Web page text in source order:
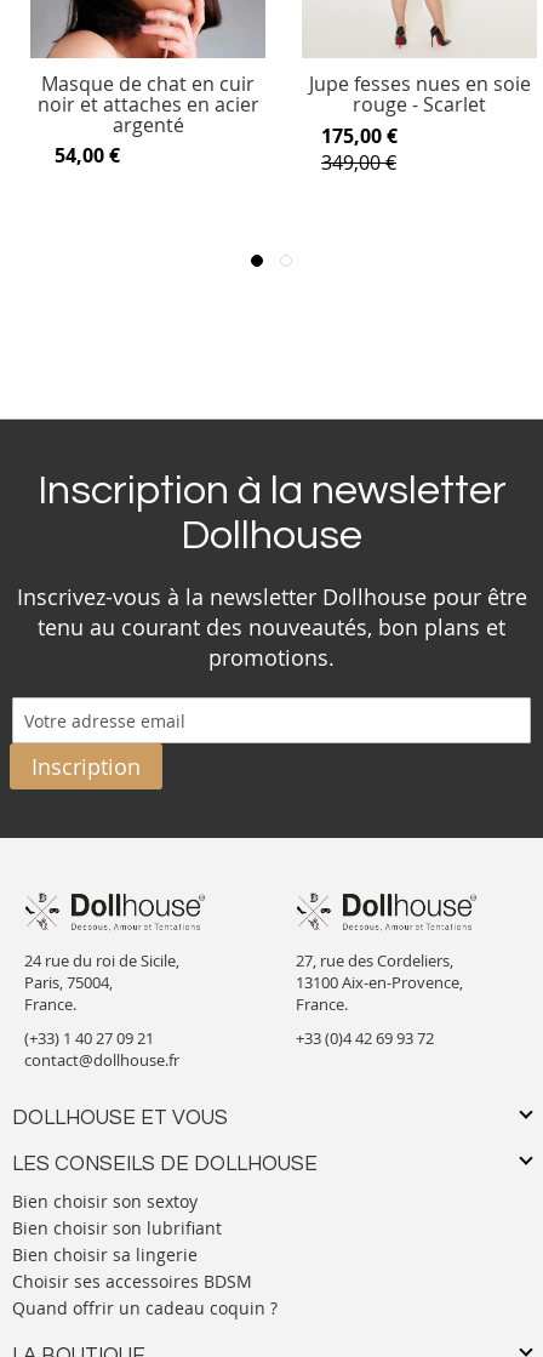
Masque de chat en cuir
noir et attaches en acier
argenté
54,00 €
Jupe fesses nues en soie
rouge - Scarlet
175,00 €
349,00 €
Inscription à la newsletter
Dollhouse
Inscrivez-vous à la newsletter Dollhouse pour être
tenu au courant des nouveautés, bon plans et
promotions.
Inscription
24 rue du roi de Sicile,
Paris, 75004,
France.
(+33) 1 40 27 09 21
contact@dollhouse.fr
DOLLHOUSE ET VOUS
LES CONSEILS DE DOLLHOUSE
Bien choisir son sextoy
Bien choisir son lubrifiant
Bien choisir sa lingerie
Choisir ses accessoires BDSM
Quand offrir un cadeau coquin ?
27, rue des Cordeliers,
13100 Aix-en-Provence,
France.
+33 (0)4 42 69 93 72